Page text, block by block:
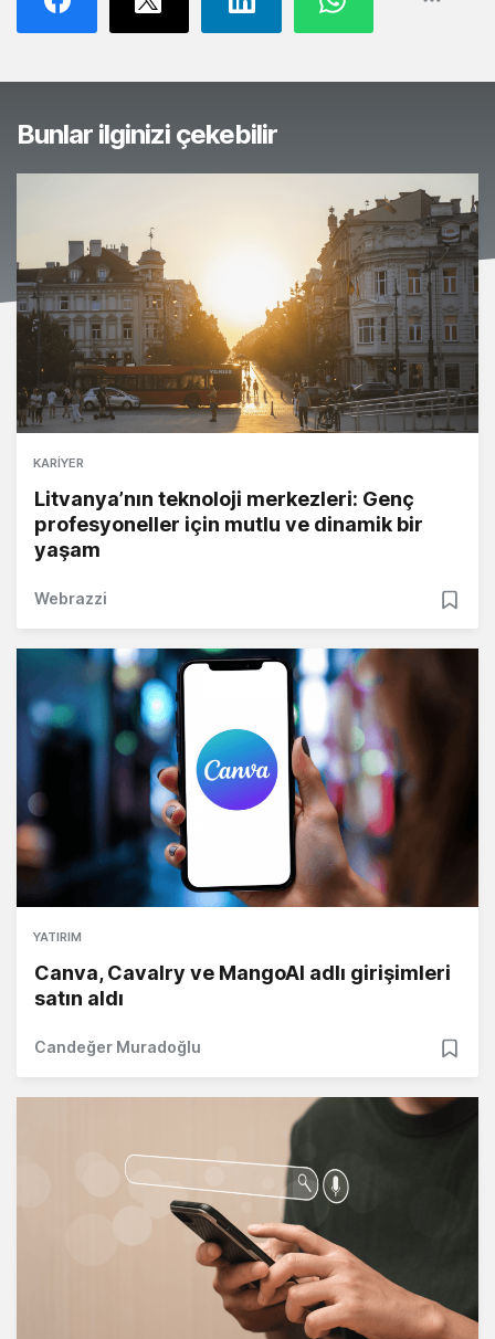
Bunlar ilginizi çekebilir
KARIYER
Litvanya’nın teknoloji merkezleri: Genç
profesyoneller için mutlu ve dinamik bir
yaşam
Webrazzi
YATIRIM
Canva, Cavalry ve MangoAI adlı girişimleri
satın aldı
Candeğer Muradoğlu